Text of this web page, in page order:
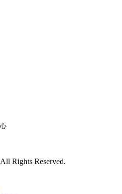
Rights Reserved.